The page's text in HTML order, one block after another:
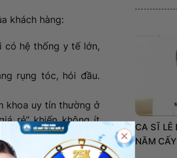
khách hàng:
có hệ thống y tế lớn,
rụng tóc, hói đầu.
khoa uy tín thường ở
rẻ” khiến không ít
trung niên. Nhiều
CA SĨ LÊ
NĂM